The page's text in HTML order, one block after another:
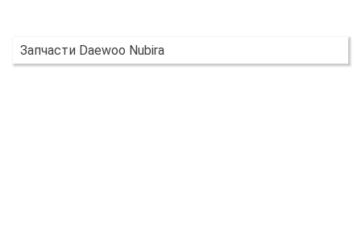
Запчасти Daewoo Nubira